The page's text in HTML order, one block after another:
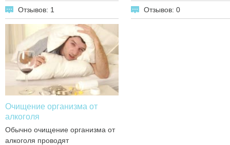
Отзывов: 1 Отзывов: 0
Очищение организма от
алкоголя
Обычно очищение организма от
алкоголя проводят